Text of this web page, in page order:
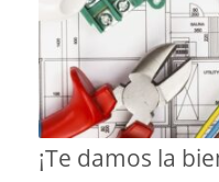
¡Te damos la